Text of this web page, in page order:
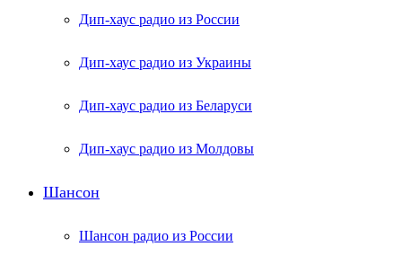
Дип-хаус радио из России
Дип-хаус радио из Украины
Дип-хаус радио из Беларуси
Дип-хаус радио из Молдовы
Шансон
Шансон радио из России